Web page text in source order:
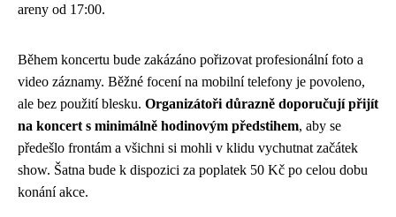
areny od 17:00.
Během koncertu bude zakázáno pořizovat profesionální foto a
video záznamy. Běžné focení na mobilní telefony je povoleno,
ale bez použití blesku. Organizátoři důrazně doporučují přijít
na koncert s minimálně hodinovým předstihem, aby se
předešlo frontám a všichni si mohli v klidu vychutnat začátek
show. Šatna bude k dispozici za poplatek 50 Kč po celou dobu
konání akce.